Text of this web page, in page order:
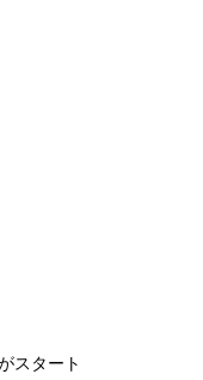
スタート